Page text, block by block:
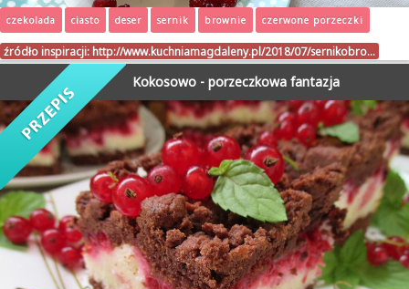
czekolada ciasto deser sernik brownie czerwone porzeczki
źródło inspiracji: http://www.kuchniamagdaleny.pl/2018/07/sernikobro…
Kokosowo - porzeczkowa fantazja